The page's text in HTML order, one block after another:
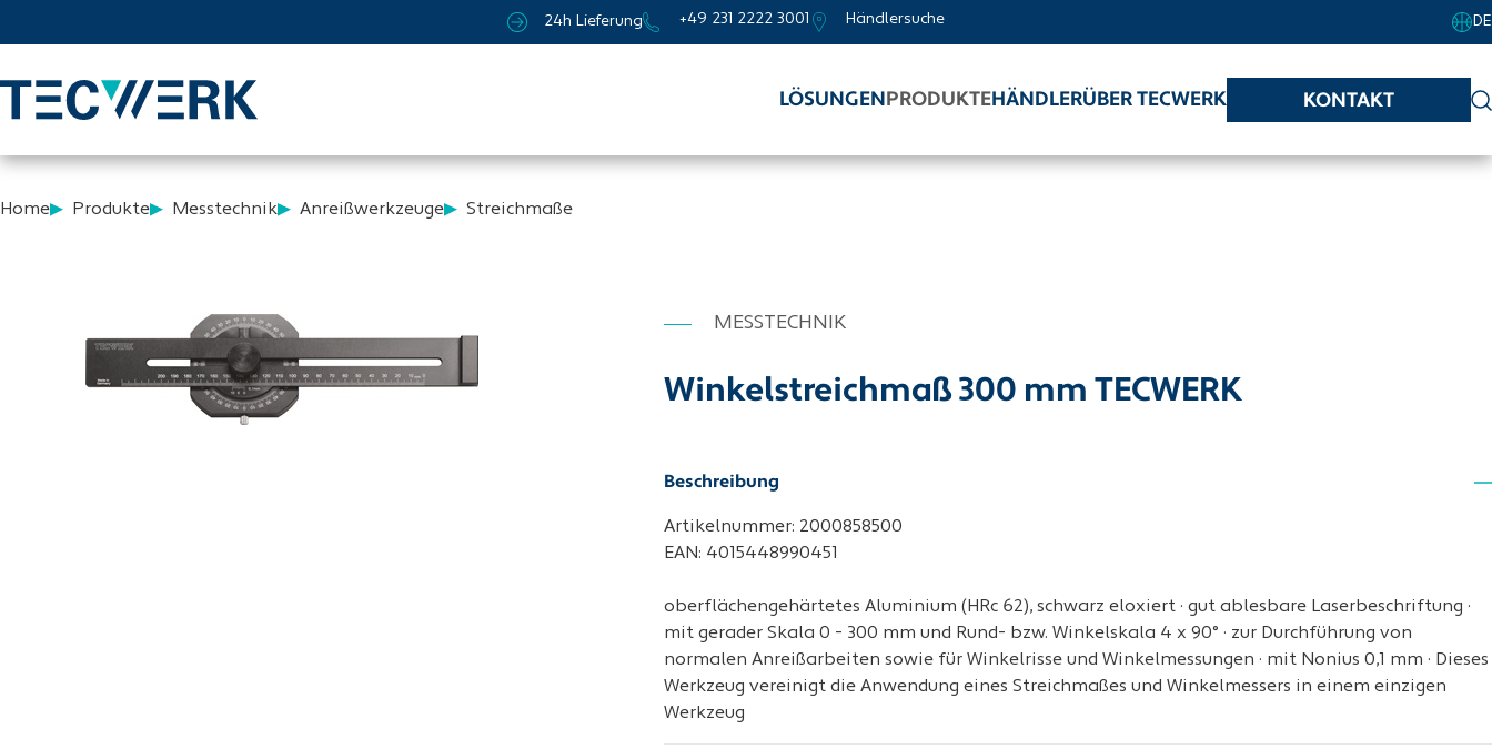
24h Lieferung +49 231 2222 3001 Händlersuche DE
LÖSUNGEN PRODUKTEHÄNDLERÜBER TECWERK KONTAKT
Home Produkte Messtechnik Anreißwerkzeuge Streichmaße
MESSTECHNIK
Winkelstreichmaß 300 mm TECWERK
Beschreibung
Artikelnummer: 2000858500
EAN: 4015448990451
oberflächengehärtetes Aluminium (HRc 62), schwarz eloxiert · gut ablesbare Laserbeschriftung ·
mit gerader Skala 0 - 300 mm und Rund- bzw. Winkelskala 4 x 90° · zur Durchführung von
normalen Anreißarbeiten sowie für Winkelrisse und Winkelmessungen · mit Nonius 0,1 mm · Dieses
Werkzeug vereinigt die Anwendung eines Streichmaßes und Winkelmessers in einem einzigen
Werkzeug